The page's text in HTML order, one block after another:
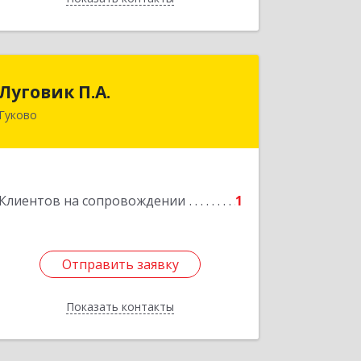
П.А.
Гуково
Клиентов на сопровождении 1
Отправить заявку
Показать контакты
Отправить заявку
Назад